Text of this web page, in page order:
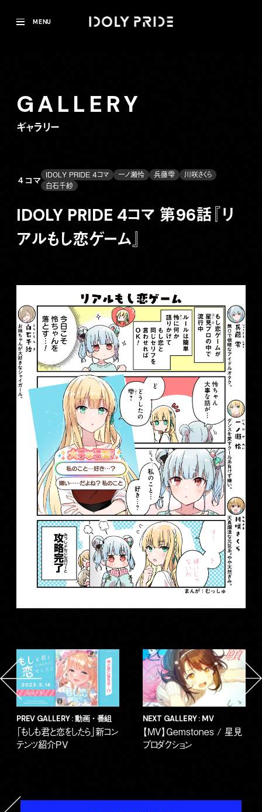
MENU
GALLERY
ギャラリー
４コマ
IDOLY PRIDE 4コマ 一ノ瀬怜 兵藤雫
川咲さくら
白石千紗
IDOLY PRIDE 4コマ 第96話『リ
アルもし恋ゲーム』
PREV GALLERY : 動画・番組
「もしも君と恋をしたら」新コン
テンツ紹介PV
NEXT GALLERY : MV
【MV】Gemstones / 星見
プロダクション